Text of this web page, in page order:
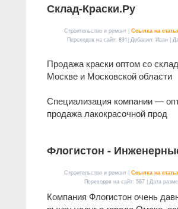
Склад-Краски.Ру
Строительство и ремонт | Ссылка на
Переходов на сайт: 891| Добавил: Иван |
Продажа краски оптом со
Москве и Московской области
Специализация компании —
продажа лакокрасочной прод
Флогистон -
Строительство и ремонт | Ссылка на
Переходов на сайт: 567 | Дата
Компания Флогистон очень